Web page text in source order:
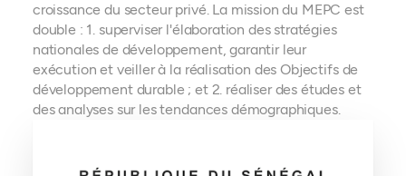
croissance du secteur privé. La mission du MEPC est
double : 1. superviser l'élaboration des stratégies
nationales de développement, garantir leur
exécution et veiller à la réalisation des Objectifs de
développement durable ; et 2. réaliser des études et
des analyses sur les tendances démographiques.